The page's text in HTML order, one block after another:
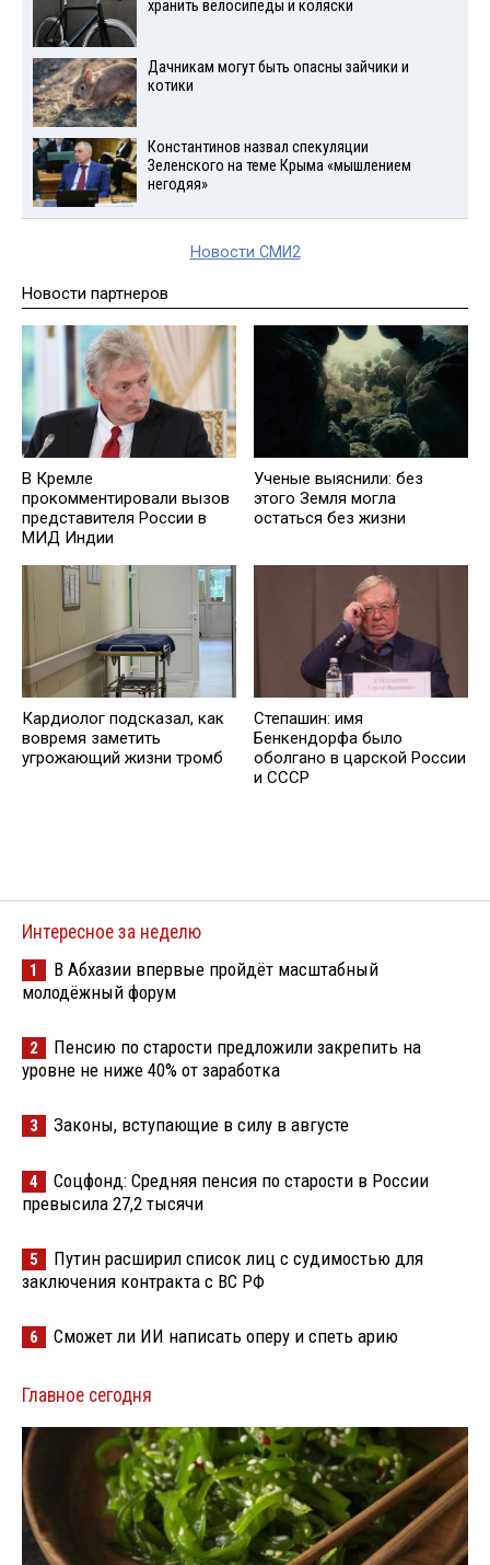
хранить велосипеды и коляски
Дачникам могут быть опасны зайчики и
котики
Константинов назвал спекуляции
Зеленского на теме Крыма «мышлением
негодяя»
Новости СМИ2
Новости партнеров
В Кремле
прокомментировали вызов
представителя России в
МИД Индии
Ученые выяснили: без
этого Земля могла
остаться без жизни
Кардиолог подсказал, как
вовремя заметить
угрожающий жизни тромб
Степашин: имя
Бенкендорфа было
оболгано в царской России
и СССР
Интересное за неделю
1
В Абхазии впервые пройдёт масштабный
молодёжный форум
2
Пенсию по старости предложили закрепить на
уровне не ниже 40% от заработка
3 Законы, вступающие в силу в августе
4
Соцфонд: Средняя пенсия по старости в России
превысила 27,2 тысячи
5
Путин расширил список лиц с судимостью для
заключения контракта с ВС РФ
6 Сможет ли ИИ написать оперу и спеть арию
Главное сегодня